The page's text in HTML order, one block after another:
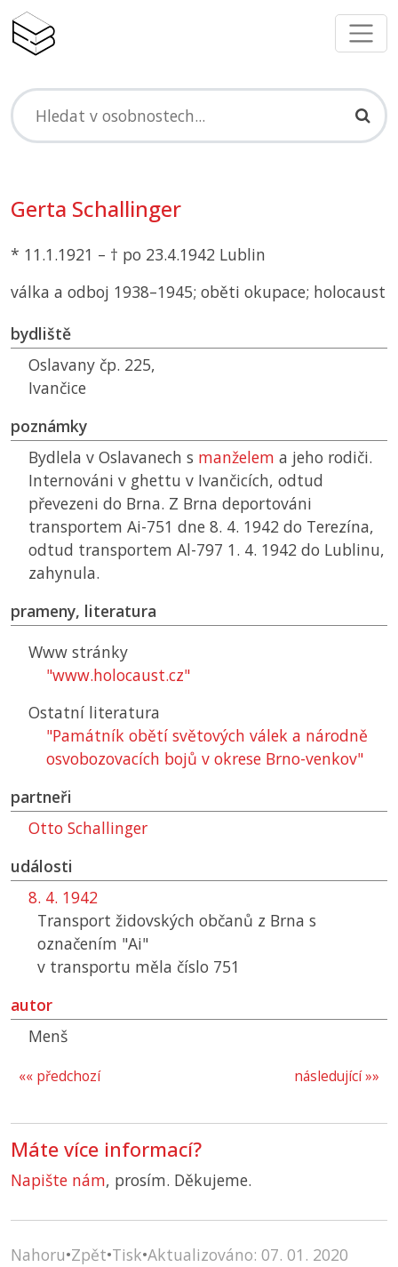
Gerta Schallinger
* 11.1.1921 – † po 23.4.1942 Lublin
válka a odboj 1938–1945; oběti okupace; holocaust
bydliště
Oslavany čp. 225,
Ivančice
poznámky
Bydlela v Oslavanech s manželem a jeho rodiči.
Internováni v ghettu v Ivančicích, odtud
převezeni do Brna. Z Brna deportováni
transportem Ai-751 dne 8. 4. 1942 do Terezína,
odtud transportem Al-797 1. 4. 1942 do Lublinu,
zahynula.
prameny, literatura
Www stránky
"www.holocaust.cz"
Ostatní literatura
"Památník obětí světových válek a národně
osvobozovacích bojů v okrese Brno-venkov"
partneři
Otto Schallinger
události
8. 4. 1942
Transport židovských občanů z Brna s
označením "Ai"
v transportu měla číslo 751
autor
Menš
následující »»
«« předchozí
Máte více informací?
Napište nám, prosím. Děkujeme.
Nahoru•Zpět•Tisk•Aktualizováno: 07. 01. 2020